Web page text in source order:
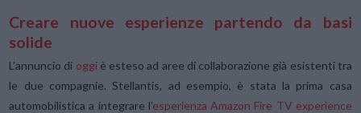
Creare nuove esperienze partendo da basi
solide
L’annuncio di oggiè esteso ad aree di collaborazione già esistenti tra
le due compagnie. Stellantis, ad esempio, è stata la prima casa
automobilistica a integrare l’esperienza Amazon Fire TV experience